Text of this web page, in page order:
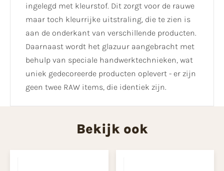
ingelegd met kleurstof. Dit zorgt voor de rauwe
maar toch kleurrijke uitstraling, die te zien is
aan de onderkant van verschillende producten.
Daarnaast wordt het glazuur aangebracht met
behulp van speciale handwerktechnieken, wat
uniek gedecoreerde producten oplevert - er zijn
geen twee RAW items, die identiek zijn.
Bekijk ook